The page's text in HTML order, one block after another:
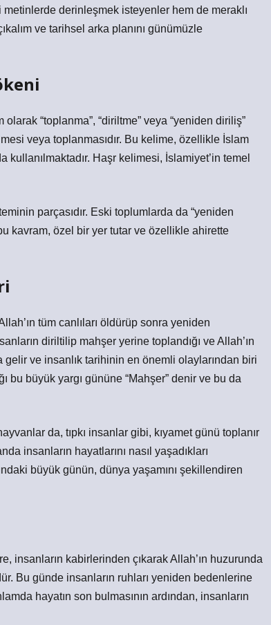
metinlerde derinleşmek isteyenler hem de meraklı
ve tarihsel arka planını günümüzle
veya toplanmasıdır. Bu kelime, özellikle İslam
kullanılmaktadır. Haşr kelimesi, İslamiyet’in temel
parçasıdır. Eski toplumlarda da “yeniden
kavram, özel bir yer tutar ve özellikle ahirette
tüm canlıları öldürüp sonra yeniden
diriltilip mahşer yerine toplandığı ve Allah’ın
gelir ve insanlık tarihinin en önemli olaylarından biri
bu büyük yargı gününe “Mahşer” denir ve bu da
da, tıpkı insanlar gibi, kıyamet günü toplanır
insanların hayatlarını nasıl yaşadıkları
büyük günün, dünya yaşamını şekillendiren
insanların kabirlerinden çıkarak Allah’ın huzurunda
Bu günde insanların ruhları yeniden bedenlerine
hayatın son bulmasının ardından, insanların